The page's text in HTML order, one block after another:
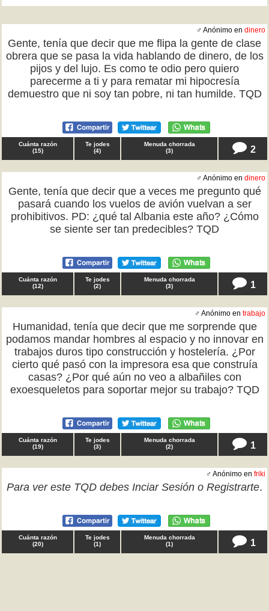
♂ Anónimo en dinero
Gente, tenía que decir que me flipa la gente de clase
obrera que se pasa la vida hablando de dinero, de los
pijos y del lujo. Es como te odio pero quiero
parecerme a ti y para rematar mi hipocresía
demuestro que ni soy tan pobre, ni tan humilde. TQD
Cuánta razón
(15)
Te jodes
(4)
Menuda chorrada
(3) 2
♂ Anónimo en dinero
Gente, tenía que decir que a veces me pregunto qué
pasará cuando los vuelos de avión vuelvan a ser
prohibitivos. PD: ¿qué tal Albania este año? ¿Cómo
se siente ser tan predecibles? TQD
Cuánta razón
(12)
Te jodes
(2)
Menuda chorrada
(3) 1
♂ Anónimo en trabajo
Humanidad, tenía que decir que me sorprende que
podamos mandar hombres al espacio y no innovar en
trabajos duros tipo construcción y hostelería. ¿Por
cierto qué pasó con la impresora esa que construía
casas? ¿Por qué aún no veo a albañiles con
exoesqueletos para soportar mejor su trabajo? TQD
Cuánta razón
(19)
Te jodes
(3)
Menuda chorrada
(2) 1
♂ Anónimo en friki
Para ver este TQD debes Inciar Sesión o Registrarte.
Cuánta razón
(20)
Te jodes
(1)
Menuda chorrada
(1) 1